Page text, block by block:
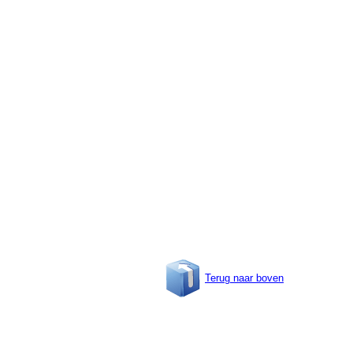
Terug naar boven